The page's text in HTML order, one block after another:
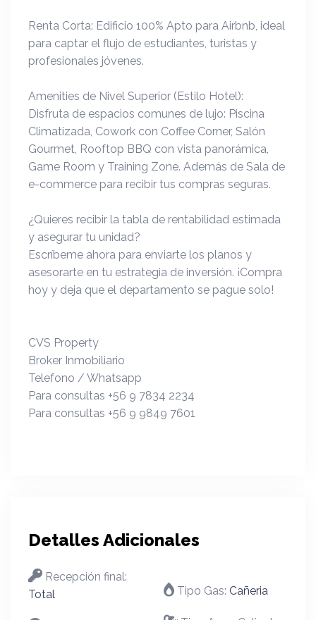
Renta Corta: Edificio 100% Apto para Airbnb, ideal
para captar el flujo de estudiantes, turistas y
profesionales jóvenes.
Amenities de Nivel Superior (Estilo Hotel):
Disfruta de espacios comunes de lujo: Piscina
Climatizada, Cowork con Coffee Corner, Salón
Gourmet, Rooftop BBQ con vista panorámica,
Game Room y Training Zone. Además de Sala de
e-commerce para recibir tus compras seguras.
¿Quieres recibir la tabla de rentabilidad estimada
y asegurar tu unidad?
Escríbeme ahora para enviarte los planos y
asesorarte en tu estrategia de inversión. ¡Compra
hoy y deja que el departamento se pague solo!
CVS Property
Broker Inmobiliario
Telefono / Whatsapp
Para consultas +56 9 7834 2234
Para consultas +56 9 9849 7601
Detalles Adicionales
Recepción final:
Total
Tipo Gas: Cañeria